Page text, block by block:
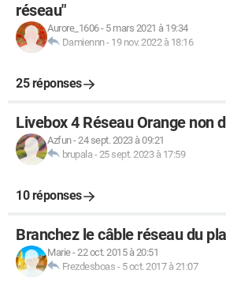
réseau"
Aurore_1606- 5 mars 2021 à 19:34
Damiennn- 19 nov. 2022 à 18:16
25 réponses
Livebox 4 Réseau Orange non
Azfun-24 sept. 2023 à 09:21
brupala -25 sept. 2023 à 17:59
10 réponses
Branchez le câble réseau du
Marie-22 oct. 2015 à 20:51
Frezdesboas - 5 oct. 2017 à 21:07